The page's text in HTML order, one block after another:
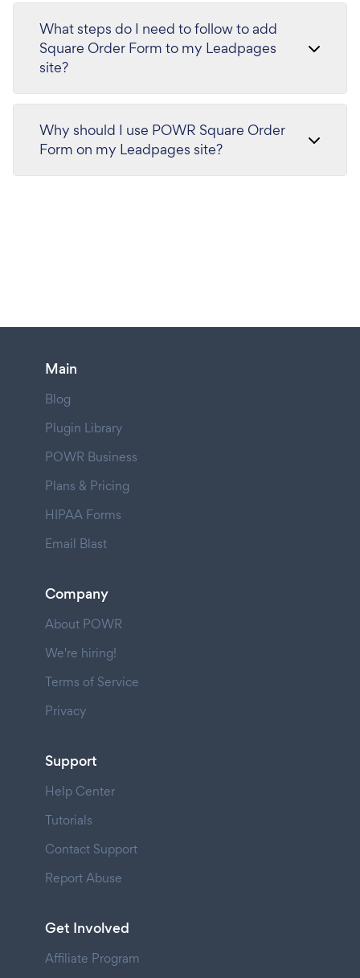
What steps do I need to follow to add
Square Order Form to my Leadpages
site?
Why should I use POWR Square Order
Form on my Leadpages site?
Main
Blog
Plugin Library
POWR Business
Plans & Pricing
HIPAA Forms
Email Blast
Company
About POWR
We're hiring!
Terms of Service
Privacy
Support
Help Center
Tutorials
Contact Support
Report Abuse
Get Involved
Affiliate Program